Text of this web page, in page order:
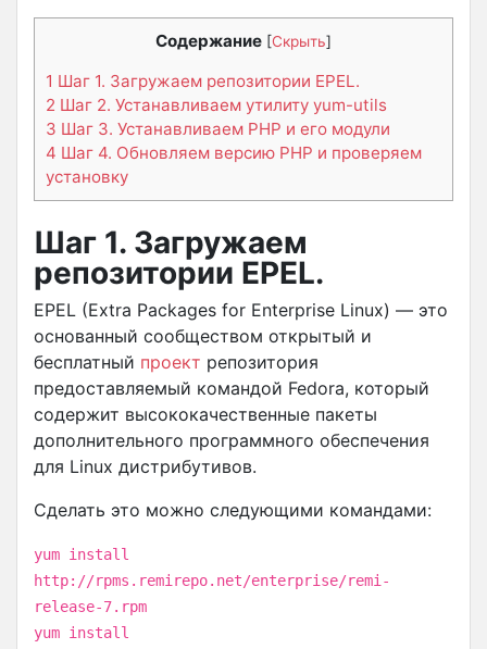
Содержание [Скрыть]
1 Шаг 1. Загружаем репозитории EPEL.
2 Шаг 2. Устанавливаем утилиту yum-utils
3 Шаг 3. Устанавливаем PHP и его модули
4 Шаг 4. Обновляем версию PHP и проверяем
установку
Шаг 1. Загружаем
репозитории EPEL.
EPEL (Extra Packages for Enterprise Linux) — это
основанный сообществом открытый и
бесплатный проект репозитория
предоставляемый командой Fedora, который
содержит высококачественные пакеты
дополнительного программного обеспечения
для Linux дистрибутивов.
Сделать это можно следующими командами:
yum install
http://rpms.remirepo.net/enterprise/remi-
release-7.rpm
yum install